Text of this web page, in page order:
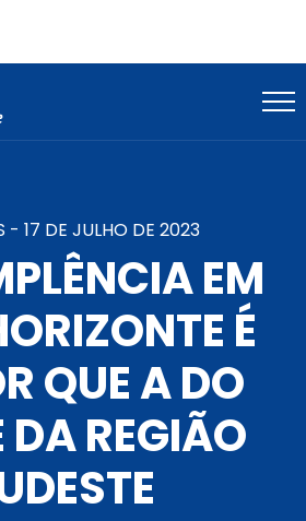
- 17 DE JULHO DE 2023
EM
É
QUE A DO
DA REGIÃO